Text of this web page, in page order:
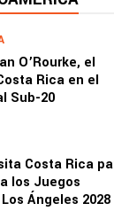
O’Rourke, el
Rica en el
Sub-20
Costa Rica
los Juegos
Ángeles 2028